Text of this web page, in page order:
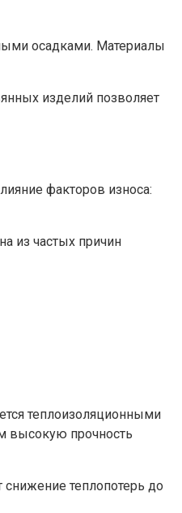
осадками. Материалы
изделий позволяет
факторов износа:
из частых причин
теплоизоляционными
высокую прочность
теплопотерь до